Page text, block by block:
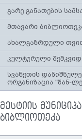
გარე განათების
მთავარი
ახალგაზრდული
კულტურული
სვანეთის
ორგანიზაცია "შან-
მესტიის
ბიბლიოთეკა